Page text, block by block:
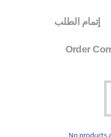
إتمام الطلب
Order
No products